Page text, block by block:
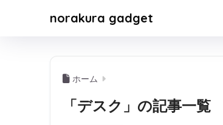
norakura gadget
ホーム
「デスク」の記事一覧